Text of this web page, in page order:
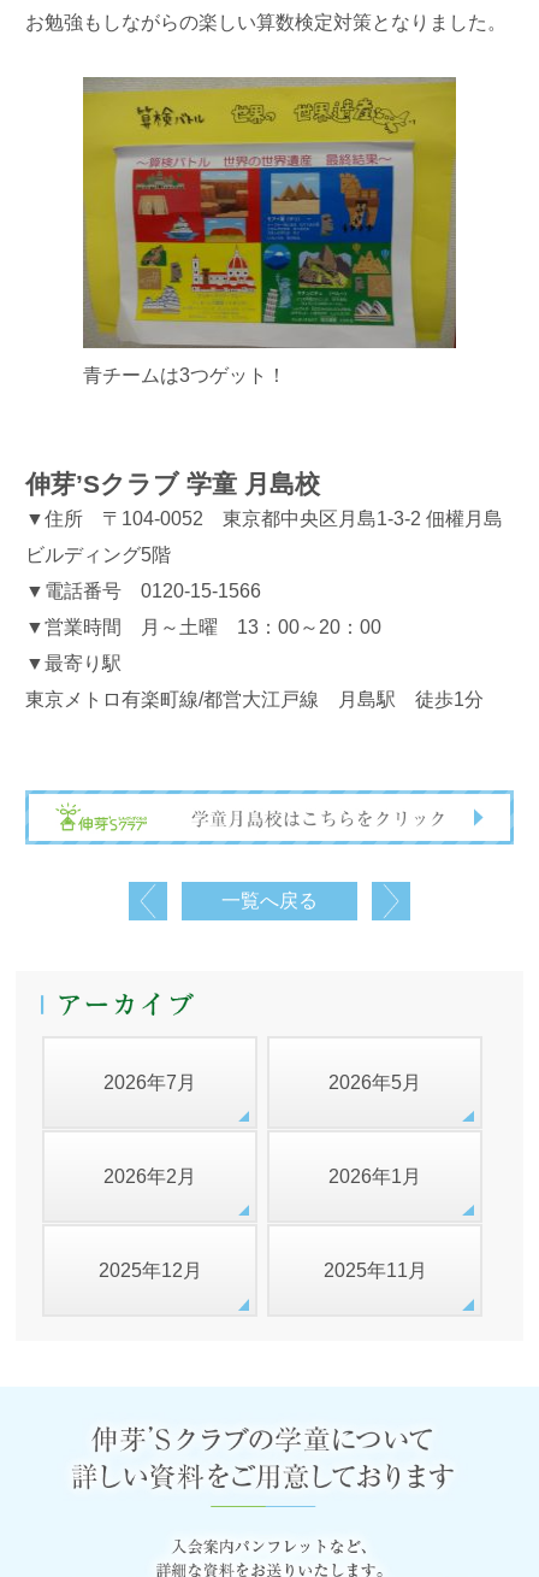
お勉強もしながらの楽しい算数検定対策となりました。
青チームは3つゲット！
伸芽’Sクラブ 学童 月島校
▼住所 〒104-0052 東京都中央区月島1-3-2 佃權月島
ビルディング5階
▼電話番号 0120-15-1566
▼営業時間 月～土曜 13：00～20：00
▼最寄り駅
東京メトロ有楽町線/都営大江戸線 月島駅 徒歩1分
一覧へ戻る
2026年7月 2026年5月
2026年2月 2026年1月
2025年12月 2025年11月